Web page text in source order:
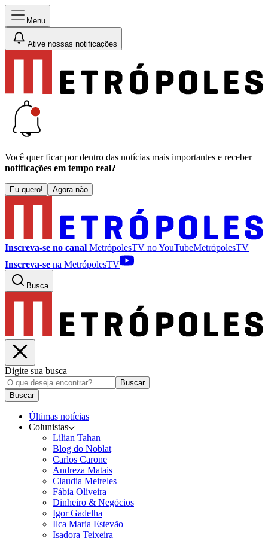
Menu
Ative nossas notificações
Você quer ficar por dentro das notícias mais importantes e receber
notificações em tempo real?
Eu quero! Agora não
Inscreva-se no canal MetrópolesTV noYouTubeMetrópolesTV
Inscreva-se na MetrópolesTV
Busca
Digite sua busca
Buscar
Buscar
Últimas notícias
Colunistas
Lilian Tahan
Blog do Noblat
Carlos Carone
Andreza Matais
Claudia Meireles
Fábia Oliveira
Dinheiro & Negócios
Igor Gadelha
Ilca Maria Estevão
Isadora Teixeira